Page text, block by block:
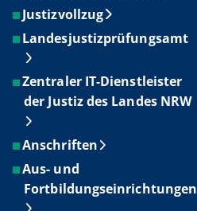
Justizvollzug
Landesjustizprüfungsamt
Zentraler IT-Dienstleister
der Justiz des Landes NRW
Anschriften
Aus- und
Fortbildungseinrichtungen